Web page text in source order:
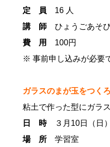
定 員 16 人
講 師 ひょうごあそ
費 用
100円
※ 事前申し込みが必要
ガラスのまが玉をつく
粘土で作った型にガラ
日 時３月10日（日
場 所 学習室